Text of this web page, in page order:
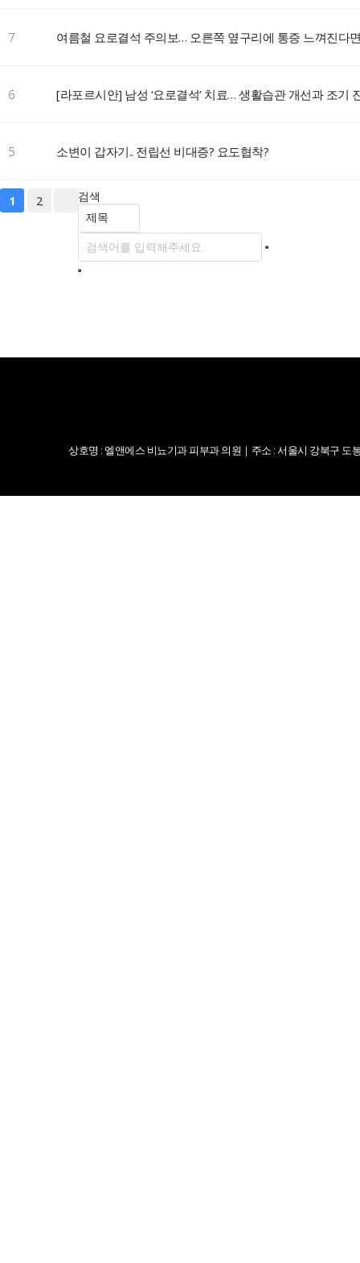
7 여름철 요로결석 주의보… 오른쪽 옆구리에 통증 느껴진다
6 [라포르시안] 남성 ‘요로결석’ 치료… 생활습관 개선과 조기
5 소변이 갑자기.. 전립선 비대증? 요도협착?
1 2 검색
상호명 : 엘앤에스 비뇨기과 피부과 의원｜주소 : 서울시 강북구 도